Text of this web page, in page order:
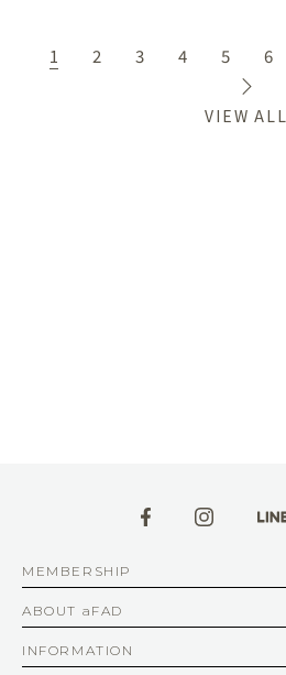
1 2 3 4 5 6
VIEW ALL
MEMBERSHIP
ABOUT aFAD
INFORMATION